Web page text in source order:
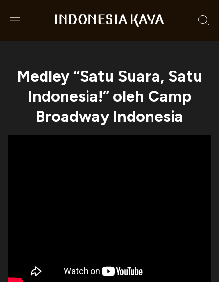
Medley “Satu Suara, Satu
Indonesia!” oleh Camp
Broadway Indonesia